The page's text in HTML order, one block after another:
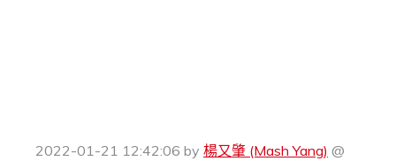
2022-01-21 12:42:06 by 楊又肇 (Mash Yang) @